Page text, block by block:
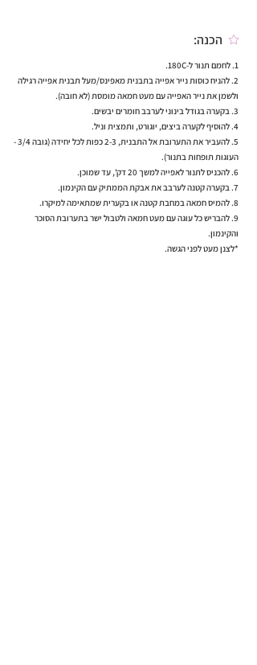
הכנה:
1. לחמם תנור ל-180C.
2. להניח כוסות נייר אפייה בתבנית מאפינס/מעל תבנית אפייה רגילה
ולשמן את נייר האפייה עם מעט חמאה מומסת (לא חובה).
3. בקערה בגודל בינוני לערבב חומרים יבשים.
4. להוסיף לקערה ביצים, יוגורט, ותמצית וניל.
5. להעביר את התערובת אל התבנית, 2-3 כפות לכל יחידה (גובה 3/4 -
העוגות תופחות בתנור).
6. להכניס לתנור לאפייה למשך 20 דק', עד שמוכן.
7. בקערה קטנה לערבב את אבקת הממתיק עם הקינמון.
8. להמיס חמאה במחבת קטנה או בקערית שמתאימה למיקרו.
9. להבריש כל עוגה עם מעט חמאה ולטבול ישר בתערובת הסוכר
והקינמון.
*לצנן מעט לפני הגשה.